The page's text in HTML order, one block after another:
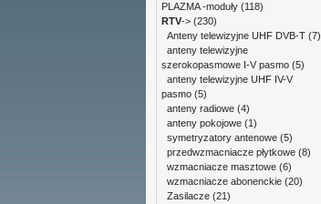
PLAZMA -moduły (118)
RTV-> (230)
Anteny telewizyjne UHF DVB-T (7)
anteny telewizyjne
szerokopasmowe I-V pasmo (5)
anteny telewizyjne UHF IV-V
pasmo (5)
anteny radiowe (4)
anteny pokojowe (1)
symetryzatory antenowe (5)
przedwzmacniacze płytkowe (8)
wzmacniacze masztowe (6)
wzmacniacze abonenckie (20)
Zasilacze (21)